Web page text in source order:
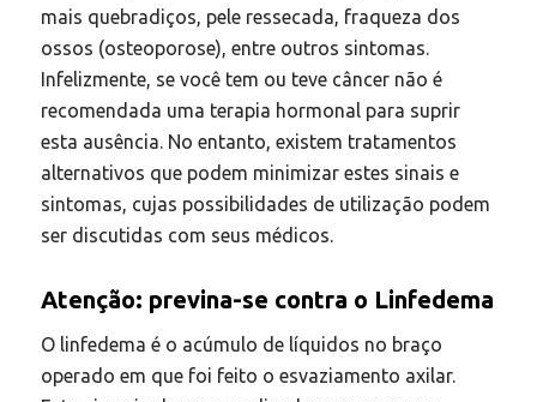
mais quebradiços, pele ressecada, fraqueza dos
ossos (osteoporose), entre outros sintomas.
Infelizmente, se você tem ou teve câncer não é
recomendada uma terapia hormonal para suprir
esta ausência. No entanto, existem tratamentos
alternativos que podem minimizar estes sinais e
sintomas, cujas possibilidades de utilização podem
ser discutidas com seus médicos.
Atenção: previna-se contra o Linfedema
O linfedema é o acúmulo de líquidos no braço
operado em que foi feito o esvaziamento axilar.